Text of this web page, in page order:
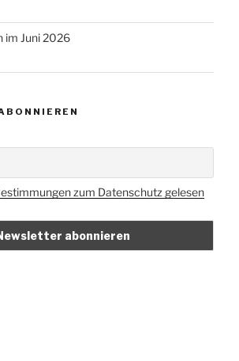
im Juni 2026
zum Datenschutz gelesen